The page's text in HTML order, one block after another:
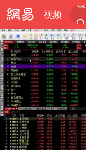
视频
00:00